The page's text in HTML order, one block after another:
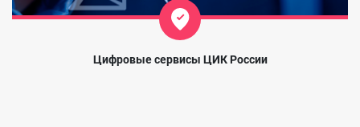
Цифровые сервисы ЦИК России